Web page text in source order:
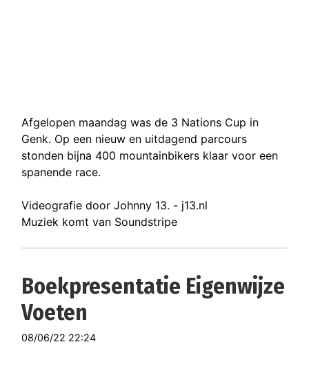
Afgelopen maandag was de 3 Nations Cup in
Genk. Op een nieuw en uitdagend parcours
stonden bijna 400 mountainbikers klaar voor een
spanende race.
Videografie door Johnny 13. - j13.nl
Muziek komt van Soundstripe
Boekpresentatie Eigenwijze
Voeten
08/06/22 22:24